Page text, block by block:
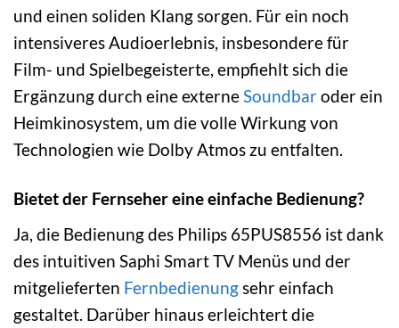
und einen soliden Klang sorgen. Für ein noch
intensiveres Audioerlebnis, insbesondere für
Film- und Spielbegeisterte, empfiehlt sich die
Ergänzung durch eine externeSoundbaroder ein
Heimkinosystem, um die volle Wirkung von
Technologien wie Dolby Atmos zu entfalten.
Bietet der Fernseher eine einfache Bedienung?
Ja, die Bedienung des Philips 65PUS8556 ist dank
des intuitiven Saphi Smart TV Menüs und der
mitgelieferten Fernbedienung sehr einfach
gestaltet. Darüber hinaus erleichtert die